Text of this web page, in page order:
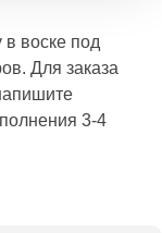
в воске под
Для заказа
3-4